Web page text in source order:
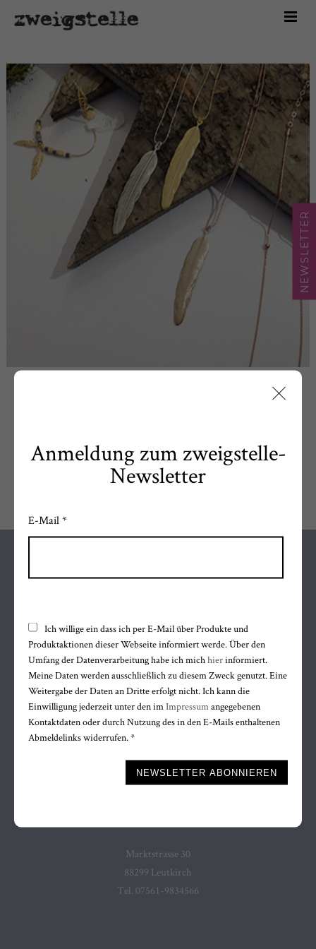
NEWSLETTER
Home
Sortiment
Über uns
Kontakt
Shop
Facebook
Instagram
WhatsApp
ÖFFNUNGSZEITEN
Mo bis Fr
9.30 bis 12.30 uhr
14.15 bis 18.00 uhr
Sa 9.30 bis 12.30 uhr
Marktstrasse 30
88299 Leutkirch
Tel. 07561-9834566
Anmeldung zum zweigstelle-
Newsletter
E-Mail *
Ich willige ein dass ich per E-Mail über Produkte und
Produktaktionen dieser Webseite informiert werde. Über den
Umfang der Datenverarbeitung habe ich mich hierinformiert.
Meine Daten werden ausschließlich zu diesem Zweck genutzt. Eine
Weitergabe der Daten an Dritte erfolgt nicht. Ich kann die
Einwilligung jederzeit unter den im Impressum angegebenen
Kontaktdaten oder durch Nutzung des in den E-Mails enthaltenen
Abmeldelinks widerrufen. *
NEWSLETTER ABONNIEREN